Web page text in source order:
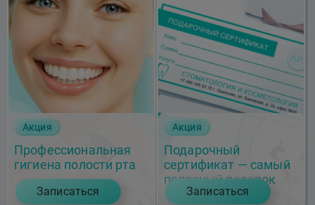
Акция
Профессиональная
гигиена полости рта
Записаться
Акция
Подарочный
сертификат — самый
полезный подарок
Записаться